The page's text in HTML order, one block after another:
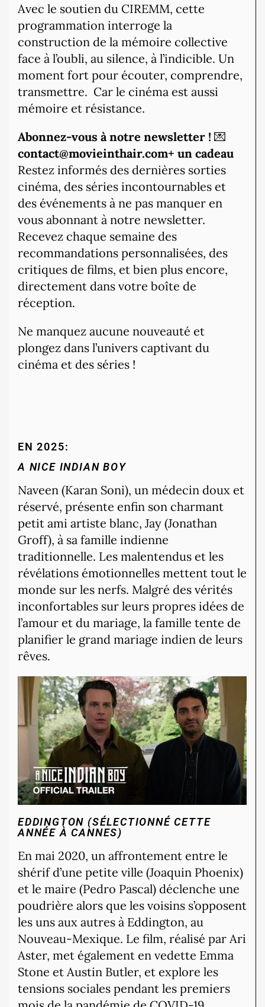
Avec le soutien du CIREMM, cette
programmation interroge la
construction de la mémoire collective
face à l’oubli, au silence, à l’indicible. Un
moment fort pour écouter, comprendre,
transmettre. Car le cinéma est aussi
mémoire et résistance.
Abonnez-vous à notre newsletter ! 💌
contact@movieinthair.com+ un cadeau
Restez informés des dernières sorties
cinéma, des séries incontournables et
des événements à ne pas manquer en
vous abonnant à notre newsletter.
Recevez chaque semaine des
recommandations personnalisées, des
critiques de films, et bien plus encore,
directement dans votre boîte de
réception.
Ne manquez aucune nouveauté et
plongez dans l’univers captivant du
cinéma et des séries !
EN 2025:
A NICE INDIAN BOY
Naveen (Karan Soni), un médecin doux et
réservé, présente enfin son charmant
petit ami artiste blanc, Jay (Jonathan
Groff), à sa famille indienne
traditionnelle. Les malentendus et les
révélations émotionnelles mettent tout le
monde sur les nerfs. Malgré des vérités
inconfortables sur leurs propres idées de
l’amour et du mariage, la famille tente de
planifier le grand mariage indien de leurs
rêves.
EDDINGTON (SÉLECTIONNÉ CETTE
ANNÉE À CANNES)
En mai 2020, un affrontement entre le
shérif d’une petite ville (Joaquin Phoenix)
et le maire (Pedro Pascal) déclenche une
poudrière alors que les voisins s’opposent
les uns aux autres à Eddington, au
Nouveau-Mexique. Le film, réalisé par Ari
Aster, met également en vedette Emma
Stone et Austin Butler, et explore les
tensions sociales pendant les premiers